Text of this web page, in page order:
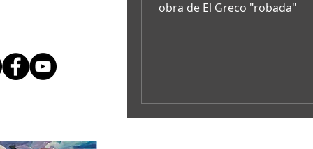
documentos
obra de El Greco "robada"